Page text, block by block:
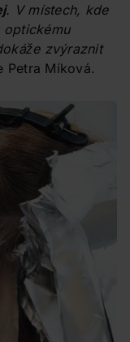
. V místech, kde
optickému
zvýraznit
Petra Míková.